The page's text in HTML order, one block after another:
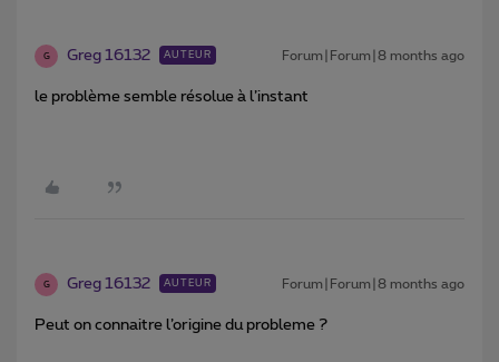
G Greg 16132 AUTEUR Forum|Forum|8 months ago
le problème semble résolue à l’instant
G Greg 16132 AUTEUR Forum|Forum|8 months ago
Peut on connaitre l’origine du probleme ?